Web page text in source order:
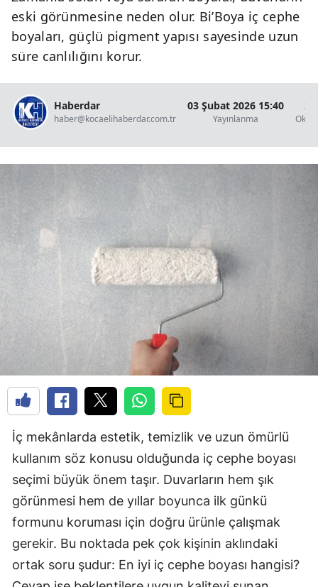
eski görünmesine neden olur. Bi’Boya iç cephe
boyaları, güçlü pigment yapısı sayesinde uzun
süre canlılığını korur.
Haberdar
haber@kocaelihaberdar.com.tr
03 Şubat 2026 15:40
Yayınlanma
2
İç mekânlarda estetik, temizlik ve uzun ömürlü
kullanım söz konusu olduğunda iç cephe boyası
seçimi büyük önem taşır. Duvarların hem şık
görünmesi hem de yıllar boyunca ilk günkü
formunu koruması için doğru ürünle çalışmak
gerekir. Bu noktada pek çok kişinin aklındaki
ortak soru şudur: En iyi iç cephe boyası hangisi?